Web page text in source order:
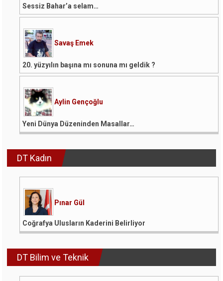
Sessiz Bahar’a selam…
Savaş Emek
20. yüzyılın başına mı sonuna mı geldik ?
Aylin Gençoğlu
Yeni Dünya Düzeninden Masallar…
DT Kadın
Pınar Gül
Coğrafya Ulusların Kaderini Belirliyor
DT Bilim ve Teknik